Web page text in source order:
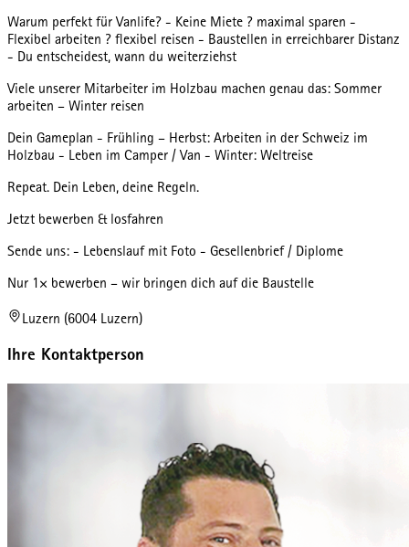
Warum perfekt für Vanlife? - Keine Miete ? maximal sparen -
Flexibel arbeiten ? flexibel reisen - Baustellen in erreichbarer Distanz
- Du entscheidest, wann du weiterziehst
Viele unserer Mitarbeiter im Holzbau machen genau das: Sommer
arbeiten – Winter reisen
Dein Gameplan - Frühling – Herbst: Arbeiten in der Schweiz im
Holzbau - Leben im Camper / Van - Winter: Weltreise
Repeat. Dein Leben, deine Regeln.
Jetzt bewerben & losfahren
Sende uns: - Lebenslauf mit Foto - Gesellenbrief / Diplome
Nur 1× bewerben – wir bringen dich auf die Baustelle
Luzern (6004 Luzern)
Ihre Kontaktperson